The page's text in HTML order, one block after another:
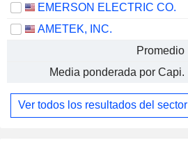
EMERSON ELECTRIC CO.
AMETEK, INC.
Promedio
Media ponderada por Capi.
Ver todos los resultados del sector